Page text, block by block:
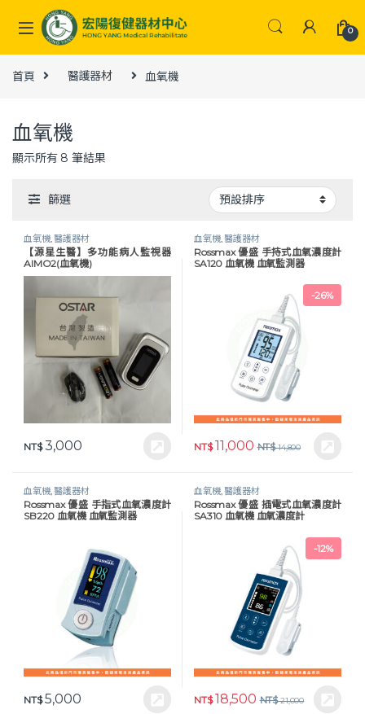
Skip to navigation
Skip to content
0
首頁 醫護器材 血氧機
血氧機
顯示所有 8 筆結果
篩選
血氧機,醫護器材
【源星生醫】多功能病人監視器
AIMO2(血氧機)
NT$3,000
血氧機,醫護器材
Rossmax 優盛 手持式血氧濃度計
SA120 血氧機 血氧監測器
-26%
NT$11,000 NT$14,800
血氧機,醫護器材
Rossmax 優盛 手指式血氧濃度計
SB220 血氧機 血氧監測器
NT$5,000
血氧機,醫護器材
Rossmax 優盛 插電式血氧濃度計
SA310 血氧機 血氧濃度計
-12%
NT$18,500 NT$21,000